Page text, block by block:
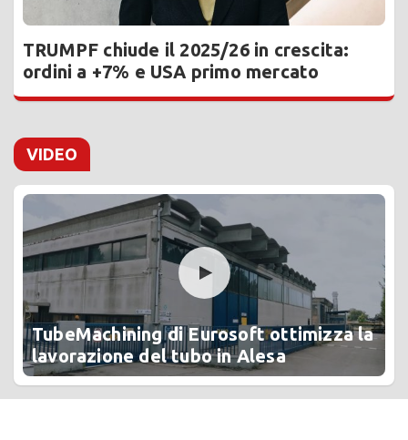
TRUMPF chiude il 2025/26 in crescita:
ordini a +7% e USA primo mercato
VIDEO
TubeMachining di Eurosoft ottimizza la
lavorazione del tubo in Alesa